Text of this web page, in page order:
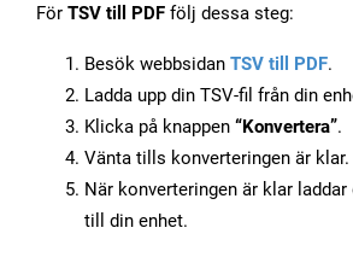
För TSV till PDF följ dessa steg:
Besök webbsidan TSV till PDF.
Ladda upp din TSV-fil från din
Klicka på knappen “Konvertera”.
Vänta tills konverteringen är klar.
När konverteringen är klar laddar
till din enhet.